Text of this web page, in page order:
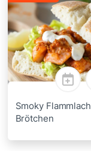
Smoky
Brötchen